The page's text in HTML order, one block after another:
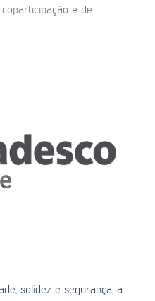
e de
solidez e segurança, a